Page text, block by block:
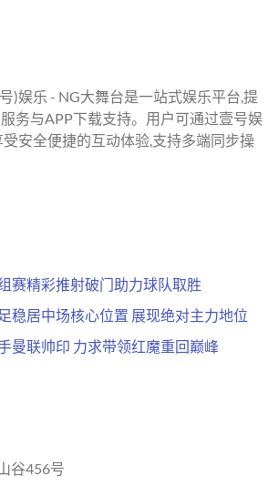
)娱乐 - NG大舞台是一站式娱乐平台,提
务与APP下载支持。用户可通过壹号娱
安全便捷的互动体验,支持多端同步操
赛精彩推射破门助力球队取胜
稳居中场核心位置 展现绝对主力地位
曼联帅印 力求带领红魔重回巅峰
谷456号